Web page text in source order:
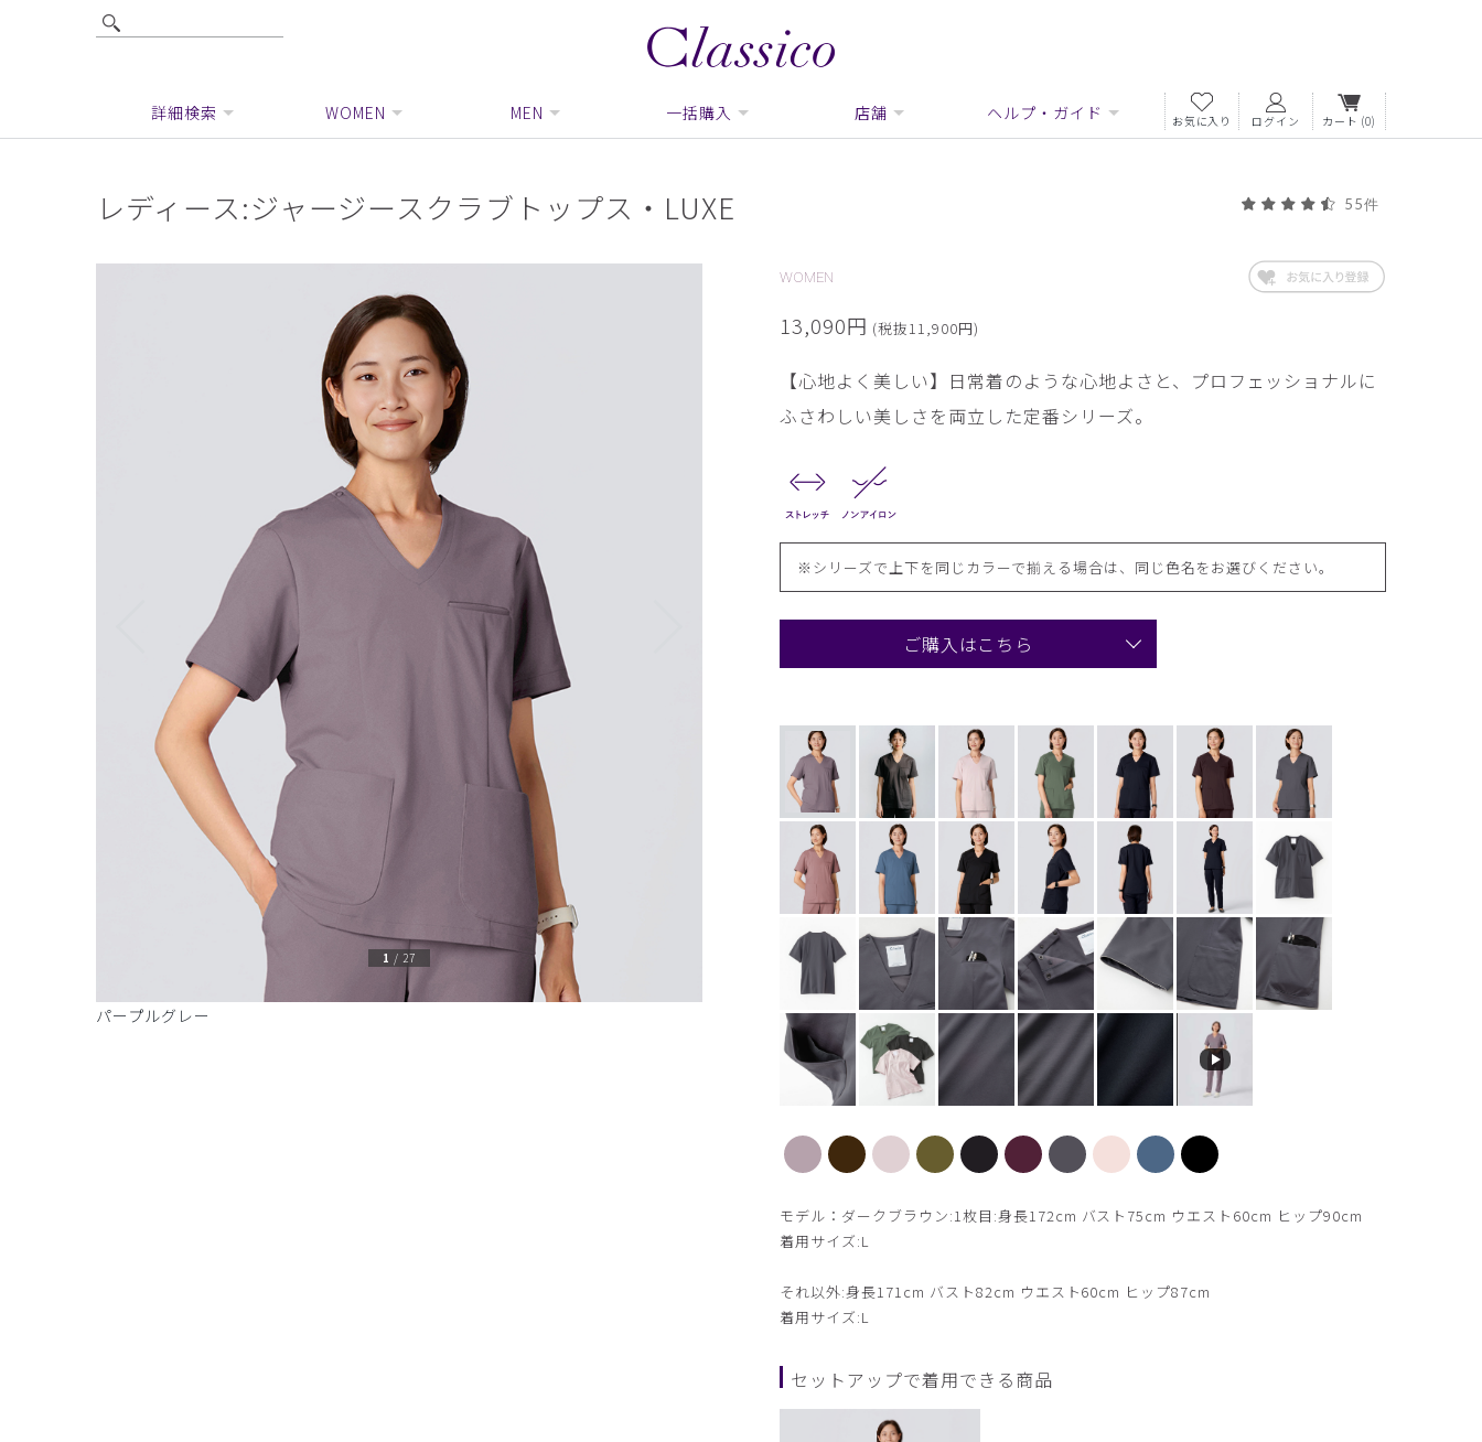
詳細検索 WOMEN MEN 一括購入 店舗 ヘルプ・ガイド お気に入り ログイン カート (0)
レディース:ジャージースクラブトップス・LUXE 55件
パープルグレー 【新色】ダークブラウン 【新色】ペールピンク
1 / 27
WOMEN
13,090円 (税抜11,900円)
【心地よく美しい】日常着のような心地よさと、プロフェッショナルに
ふさわしい美しさを両立した定番シリーズ。
※シリーズで上下を同じカラーで揃える場合は、同じ色名をお選びください。
ご購入はこちら
モデル：ダークブラウン:1枚目:身長172cm バスト75cm ウエスト60cm ヒップ90cm
着用サイズ:L
それ以外:身長171cm バスト82cm ウエスト60cm ヒップ87cm
着用サイズ:L
セットアップで着用できる商品